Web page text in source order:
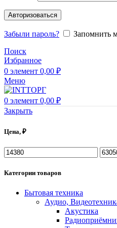
Авторизоваться
Забыли пароль?
Запомнить
Поиск
Избранное
0 элемент 0,00 ₽
Меню
0 элемент 0,00 ₽
Закрыть
Цена, ₽
Категории товаров
Бытовая техника
Аудио,
Акустика